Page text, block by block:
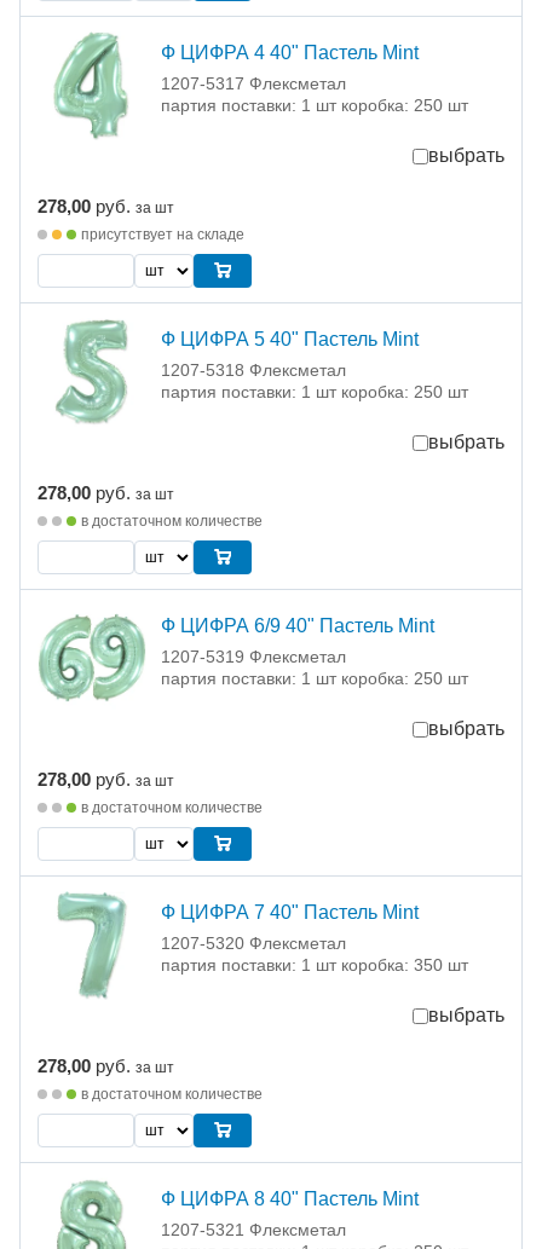
Ф ЦИФРА 4 40" Пастель Mint
1207-5317 Флексметал
партия поставки: 1 шт коробка: 250 шт
выбрать
278,00 руб. за шт
присутствует на складе
Ф ЦИФРА 5 40" Пастель Mint
1207-5318 Флексметал
партия поставки: 1 шт коробка: 250 шт
выбрать
278,00 руб. за шт
в достаточном количестве
Ф ЦИФРА 6/9 40" Пастель Mint
1207-5319 Флексметал
партия поставки: 1 шт коробка: 250 шт
выбрать
278,00 руб. за шт
в достаточном количестве
Ф ЦИФРА 7 40" Пастель Mint
1207-5320 Флексметал
партия поставки: 1 шт коробка: 350 шт
выбрать
278,00 руб. за шт
в достаточном количестве
Ф ЦИФРА 8 40" Пастель Mint
1207-5321 Флексметал